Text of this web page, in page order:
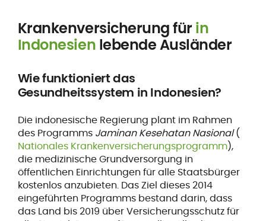
Krankenversicherung für in
Indonesien lebende Ausländer
Wie funktioniert das
Gesundheitssystem in Indonesien?
Die indonesische Regierung plant im Rahmen
des Programms Jaminan Kesehatan Nasional(
Nationales Krankenversicherungsprogramm),
die medizinische Grundversorgung in
öffentlichen Einrichtungen für alle Staatsbürger
kostenlos anzubieten. Das Ziel dieses 2014
eingeführten Programms bestand darin, dass
das Land bis 2019 über Versicherungsschutz für